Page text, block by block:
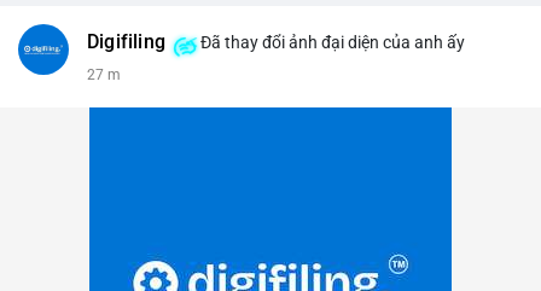
#vlikevn #titanbot
Digifiling Đã thay đổi ảnh đại diện của anh ấy
27 m